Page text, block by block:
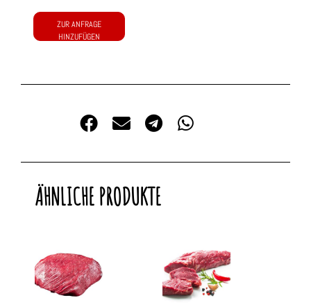
ZUR ANFRAGE
HINZUFÜGEN
ÄHNLICHE PRODUKTE